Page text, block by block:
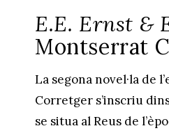
E.E. Ernst &
Montserrat
La segona novel·la de
Corretger s’inscriu
se situa al Reus de